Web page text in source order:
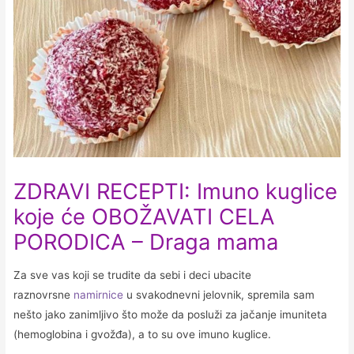
ZDRAVI RECEPTI: Imuno kuglice
koje će OBOŽAVATI CELA
PORODICA – Draga mama
Za sve vas koji se trudite da sebi i deci ubacite
raznovrsne namirnice u svakodnevni jelovnik, spremila sam
nešto jako zanimljivo što može da posluži za jačanje imuniteta
(hemoglobina i gvožđa), a to su ove imuno kuglice.